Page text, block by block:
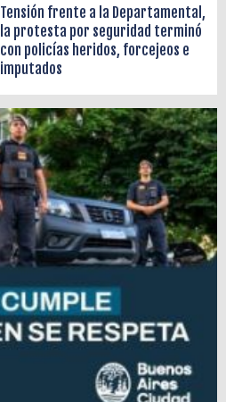
Tensión frente a la Departamental,
la protesta por seguridad terminó
con policías heridos, forcejeos e
imputados